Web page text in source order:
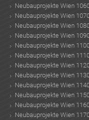
Neubauprojekte Wien
Neubauprojekte Wien
Neubauprojekte Wien
Neubauprojekte Wien
Neubauprojekte Wien
Neubauprojekte Wien
Neubauprojekte Wien
Neubauprojekte Wien
Neubauprojekte Wien
Neubauprojekte Wien
Neubauprojekte Wien
Neubauprojekte Wien